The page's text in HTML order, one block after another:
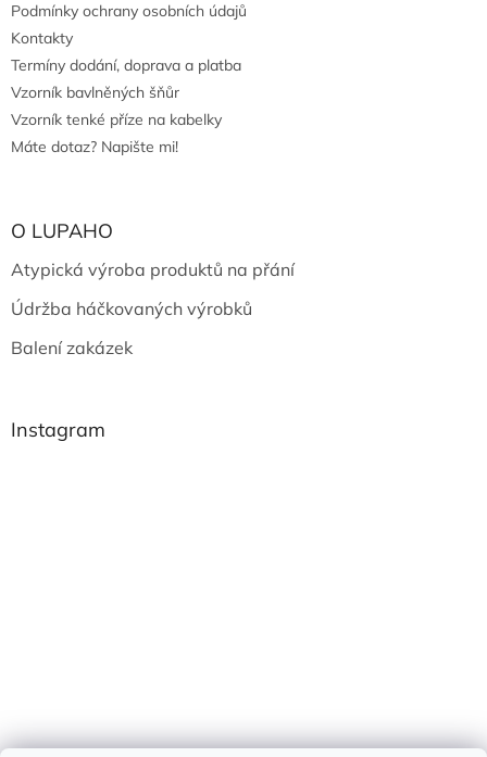
Podmínky ochrany osobních údajů
Kontakty
Termíny dodání, doprava a platba
Vzorník bavlněných šňůr
Vzorník tenké příze na kabelky
Máte dotaz? Napište mi!
O LUPAHO
Atypická výroba produktů na přání
Údržba háčkovaných výrobků
Balení zakázek
Instagram